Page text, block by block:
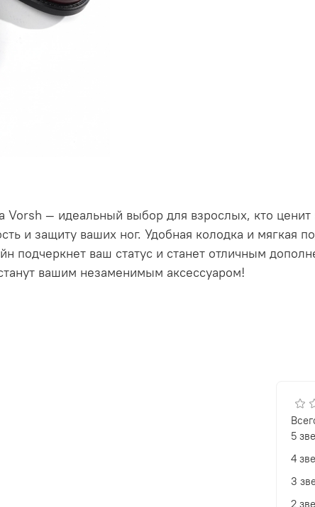
— идеальный выбор для взрослых, кто
и защиту ваших ног. Удобная колодка и мягкая
подчеркнет ваш статус и станет отличным
вашим незаменимым аксессуаром!
5
4
3
2